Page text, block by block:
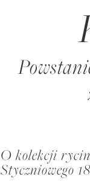
O kolekcji
Styczniowego